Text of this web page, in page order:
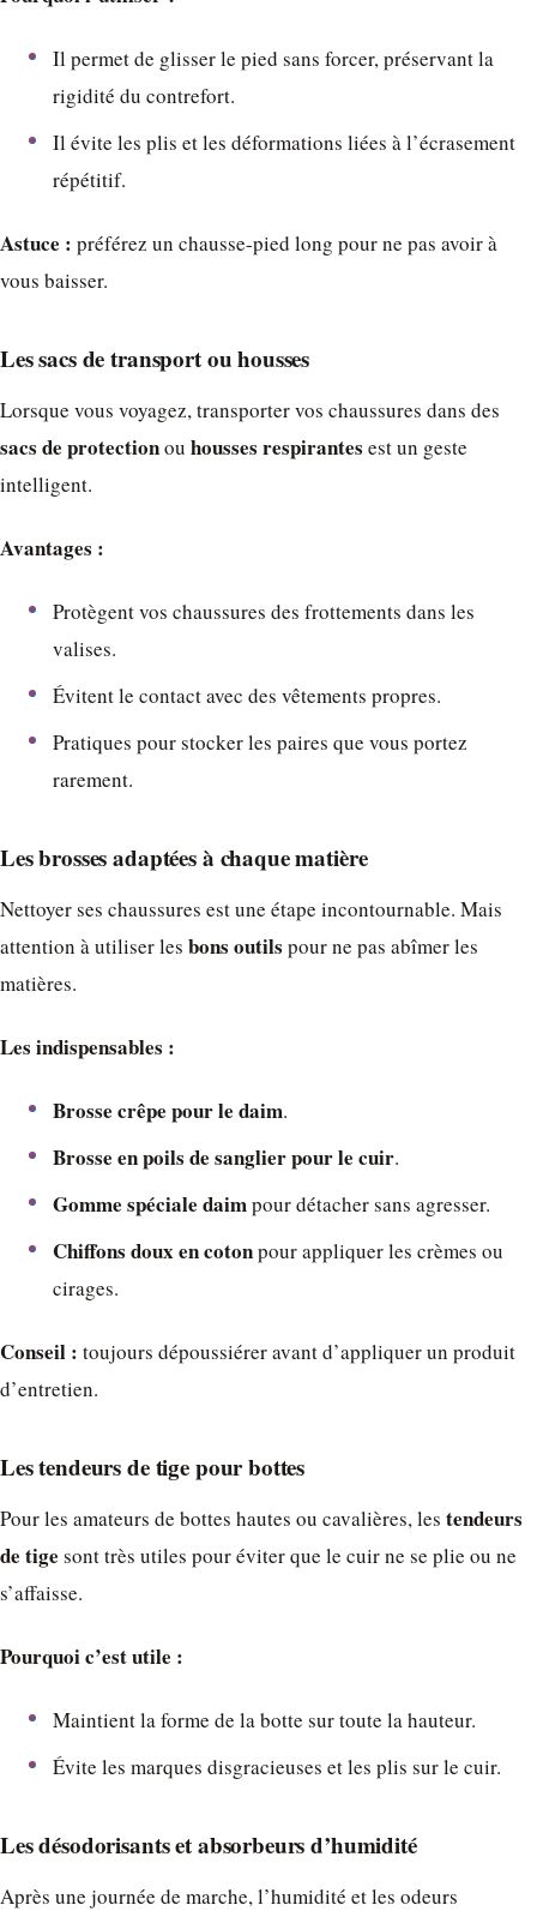
Il permet de glisser le pied sans forcer, préservant la
rigidité du contrefort.
Il évite les plis et les déformations liées à l’écrasement
répétitif.
Astuce : préférez un chausse-pied long pour ne pas avoir à
vous baisser.
Les sacs de transport ou housses
Lorsque vous voyagez, transporter vos chaussures dans des
sacs de protectionou housses respirantes est un geste
intelligent.
Avantages :
Protègent vos chaussures des frottements dans les
valises.
Évitent le contact avec des vêtements propres.
Pratiques pour stocker les paires que vous portez
rarement.
Les brosses adaptées à chaque matière
Nettoyer ses chaussures est une étape incontournable. Mais
attention à utiliser les bons outils pour ne pas abîmer les
matières.
Les indispensables :
Brosse crêpe pour le daim.
Brosse en poils de sanglier pour le cuir.
Gomme spéciale daimpour détacher sans agresser.
Chiffons doux en cotonpour appliquer les crèmes ou
cirages.
Conseil : toujours dépoussiérer avant d’appliquer un produit
d’entretien.
Les tendeurs de tige pour bottes
Pour les amateurs de bottes hautes ou cavalières, les tendeurs
de tige sont très utiles pour éviter que le cuir ne se plie ou ne
s’affaisse.
Pourquoi c’est utile :
Maintient la forme de la botte sur toute la hauteur.
Évite les marques disgracieuses et les plis sur le cuir.
Les désodorisants et absorbeurs d’humidité
Après une journée de marche, l’humidité et les odeurs